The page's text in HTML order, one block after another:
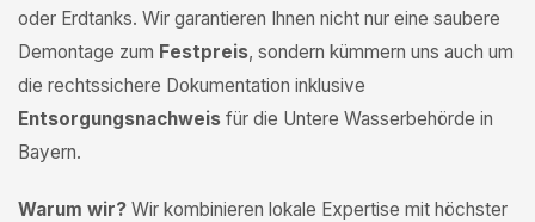
oder Erdtanks. Wir garantieren Ihnen nicht nur eine saubere
Demontage zum Festpreis, sondern kümmern uns auch um
die rechtssichere Dokumentation inklusive
Entsorgungsnachweis für die Untere Wasserbehörde in
Bayern.
Warum wir? Wir kombinieren lokale Expertise mit höchster